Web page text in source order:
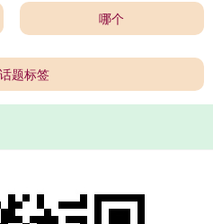
哪个
题标签